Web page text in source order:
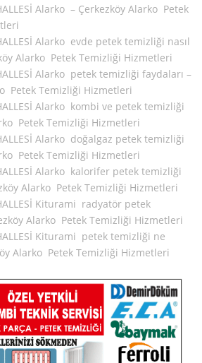
Alarko – Çerkezköy Alarko Petek
Alarko evde petek temizliği nasıl
Alarko Petek Temizliği Hizmetleri
Alarko petek temizliği faydaları –
Petek Temizliği Hizmetleri
Alarko kombi ve petek temizliği
Petek Temizliği Hizmetleri
Alarko doğalgaz petek temizliği
Petek Temizliği Hizmetleri
Alarko kalorifer petek temizliği
Alarko Petek Temizliği Hizmetleri
Kiturami radyatör petek
Alarko Petek Temizliği Hizmetleri
Kiturami petek temizliği ne
Alarko Petek Temizliği Hizmetleri